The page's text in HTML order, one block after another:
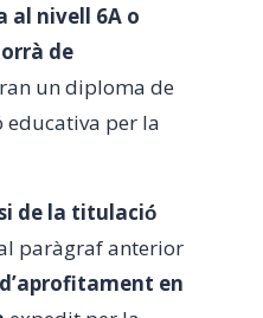
al nivell 6A o
de
un diploma de
educativa per la
de la titulació́
paràgraf anterior
en